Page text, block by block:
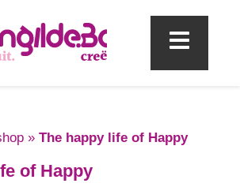
» The happy life of Happy
of Happy